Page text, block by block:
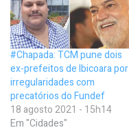
#Chapada: TCM pune dois
ex-prefeitos de Ibicoara por
irregularidades com
precatórios do Fundef
18 agosto 2021 - 15h14
Em "Cidades"